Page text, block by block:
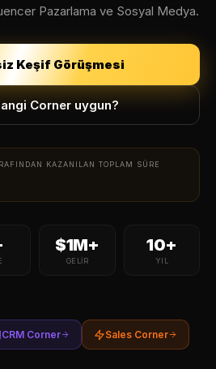
Pazarlama ve Sosyal Medya.
Keşif Görüşmesi
Corner uygun?
KAZANILAN TOPLAM SÜRE
$1M+
GELIR
10+
YIL
CRM Corner Sales Corner